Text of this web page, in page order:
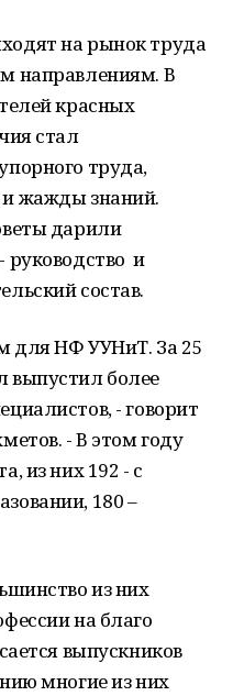
на рынок труда
направлениям. В
красных
стал
труда,
жажды знаний.
дарили
руководство и
состав.
для НФ УУНиТ. За 25
выпустил более
- говорит
- В этом году
из них 192 - с
180 –
из них
на благо
выпускников
многие из них